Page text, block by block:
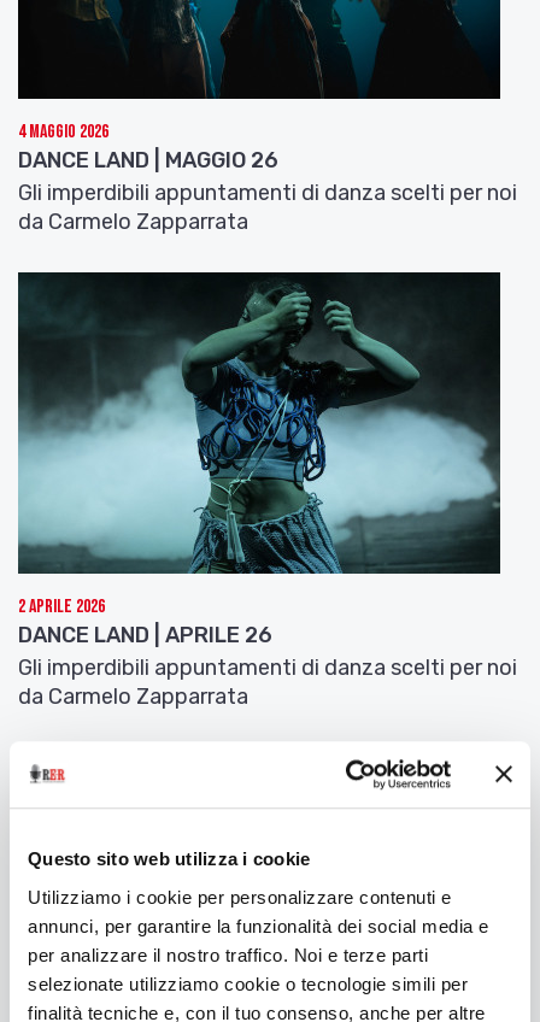
Questo sito web utilizza i cookie
Utilizziamo i cookie per personalizzare contenuti e
annunci, per garantire la funzionalità dei social media e
per analizzare il nostro traffico. Noi e terze parti
selezionate utilizziamo cookie o tecnologie simili per
finalità tecniche e, con il tuo consenso, anche per altre
4 Maggio 2026
DANCE LAND | MAGGIO 26
Gli imperdibili appuntamenti di danza scelti per noi
da Carmelo Zapparrata
2 Aprile 2026
DANCE LAND | APRILE 26
Gli imperdibili appuntamenti di danza scelti per noi
da Carmelo Zapparrata